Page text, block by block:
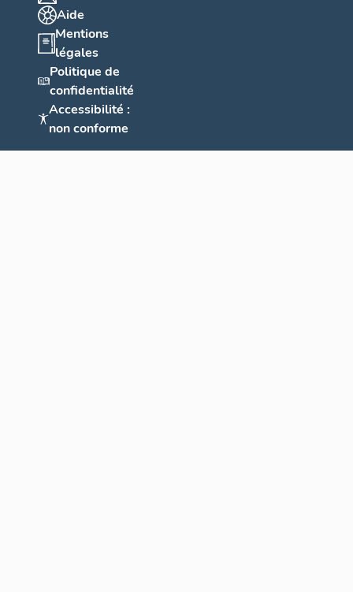
Aide
Mentions
légales
Politique de
confidentialité
Accessibilité :
non conforme